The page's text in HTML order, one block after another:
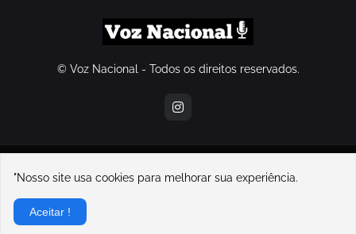
© Voz Nacional - Todos os direitos reservados.
contatovoznacional@gmail.com
Home
Sobre Nós
Sobre o Voz Nacional e seu fundador, Lucas Souza
"Nosso site usa cookies para melhorar sua experiência.
Aceitar !